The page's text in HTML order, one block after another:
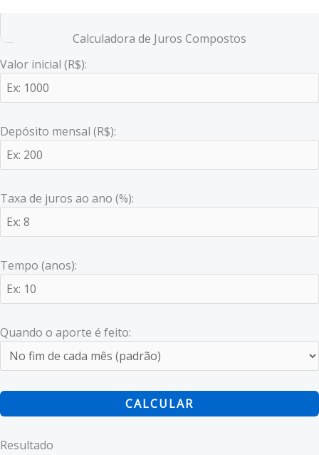
Calculadora de Juros Compostos
Valor inicial (R$):
Depósito mensal (R$):
Taxa de juros ao ano (%):
Tempo (anos):
Quando o aporte é feito:
CALCULAR
Resultado